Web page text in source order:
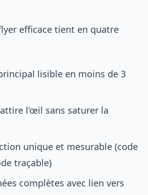
efficace tient en quatre
lisible en moins de 3
l’œil sans saturer la
unique et mesurable (code
traçable)
complètes avec lien vers